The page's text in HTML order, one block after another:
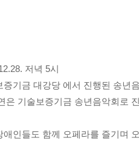
저녁 5시
증기금 대강당 에서 진행된 송년
은 기술보증기금 송년음악회로
애인들도 함께 오페라를 즐기며